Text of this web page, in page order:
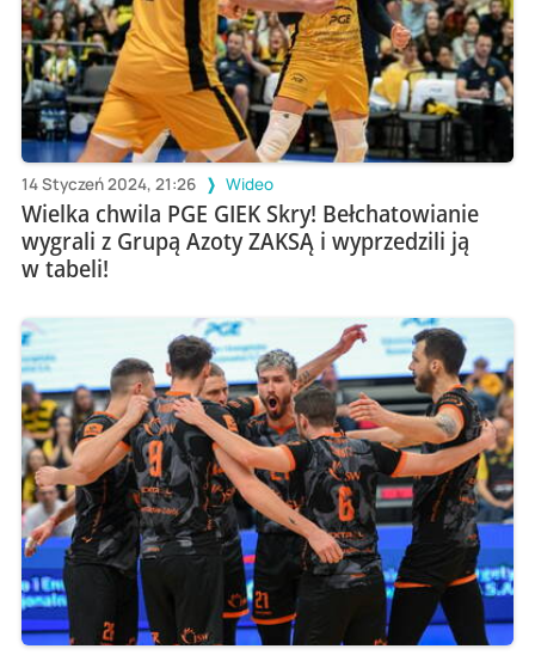
14 Styczeń 2024, 21:26 Wideo
Wielka chwila PGE GIEK Skry! Bełchatowianie
wygrali z Grupą Azoty ZAKSĄ i wyprzedzili ją
w tabeli!